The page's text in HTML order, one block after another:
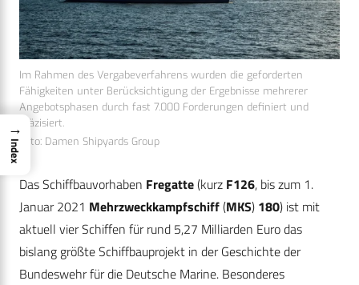
Im Rahmen des Vergabeverfahrens wurden die geforderten
Fähigkeiten unter Berücksichtigung der Ergebnisse mehrerer
Angebotsphasen durch fast 7.000 Forderungen definiert und
präzisiert.
Foto: Damen Shipyards Group
Das Schiffbauvorhaben Fregatte(kurz F126, bis zum 1.
Januar 2021 Mehrzweckkampfschiff(MKS) 180) ist mit
aktuell vier Schiffen für rund 5,27 Milliarden Euro das
bislang größte Schiffbauprojekt in der Geschichte der
Bundeswehr für die Deutsche Marine. Besonderes
→
Index